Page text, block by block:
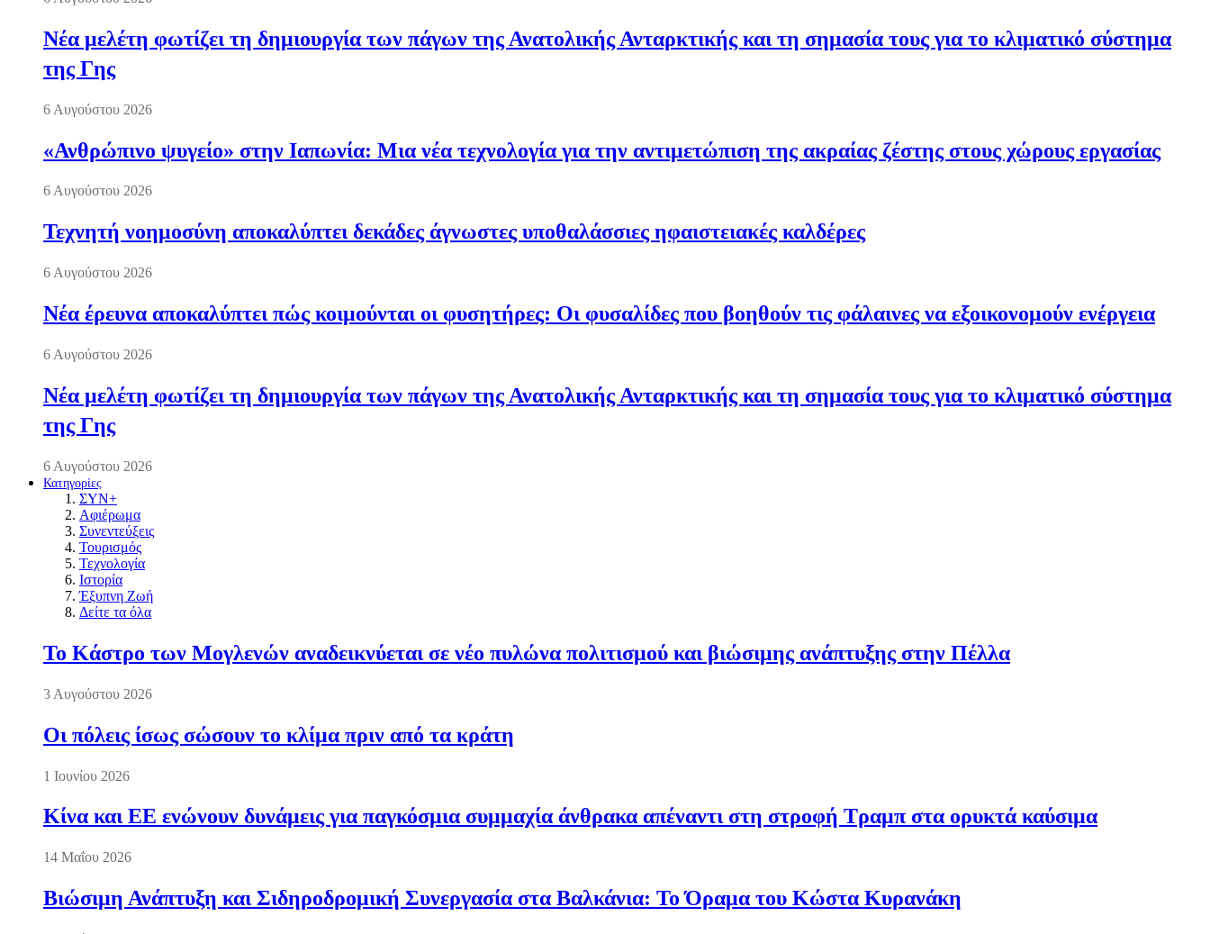
Νέα μελέτη φωτίζει τη δημιουργία των πάγων της Ανατολικής Ανταρκτικής και τη σημασία τους για το κλιματικό σύστημα
της Γης
6 Αυγούστου 2026
«Ανθρώπινο ψυγείο» στην Ιαπωνία: Μια νέα τεχνολογία για την αντιμετώπιση της ακραίας ζέστης στους χώρους εργασίας
6 Αυγούστου 2026
Τεχνητή νοημοσύνη αποκαλύπτει δεκάδες άγνωστες υποθαλάσσιες ηφαιστειακές καλδέρες
6 Αυγούστου 2026
Νέα έρευνα αποκαλύπτει πώς κοιμούνται οι φυσητήρες: Οι φυσαλίδες που βοηθούν τις φάλαινες να εξοικονομούν ενέργεια
6 Αυγούστου 2026
Νέα μελέτη φωτίζει τη δημιουργία των πάγων της Ανατολικής Ανταρκτικής και τη σημασία τους για το κλιματικό σύστημα
της Γης
6 Αυγούστου 2026
Κατηγορίες
ΣΥΝ+
Αφιέρωμα
Συνεντεύξεις
Τουρισμός
Τεχνολογία
Ιστορία
Έξυπνη Ζωή
Δείτε τα όλα
Το Κάστρο των Μογλενών αναδεικνύεται σε νέο πυλώνα πολιτισμού και βιώσιμης ανάπτυξης στην Πέλλα
3 Αυγούστου 2026
Οι πόλεις ίσως σώσουν το κλίμα πριν από τα κράτη
1 Ιουνίου 2026
Κίνα και ΕΕ ενώνουν δυνάμεις για παγκόσμια συμμαχία άνθρακα απέναντι στη στροφή Τραμπ στα ορυκτά καύσιμα
14 Μαΐου 2026
Βιώσιμη Ανάπτυξη και Σιδηροδρομική Συνεργασία στα Βαλκάνια: Το Όραμα του Κώστα Κυρανάκη